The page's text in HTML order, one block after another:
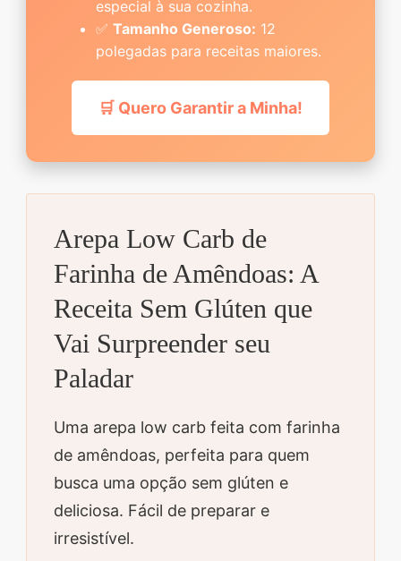
especial à sua cozinha.
✅ Tamanho Generoso: 12
polegadas para receitas maiores.
🛒 Quero Garantir a Minha!
Arepa Low Carb de
Farinha de Amêndoas: A
Receita Sem Glúten que
Vai Surpreender seu
Paladar
Uma arepa low carb feita com farinha
de amêndoas, perfeita para quem
busca uma opção sem glúten e
deliciosa. Fácil de preparar e
irresistível.